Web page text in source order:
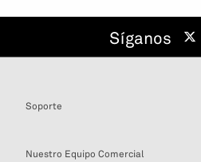
Síganos
Soporte
Nuestro Equipo Comercial